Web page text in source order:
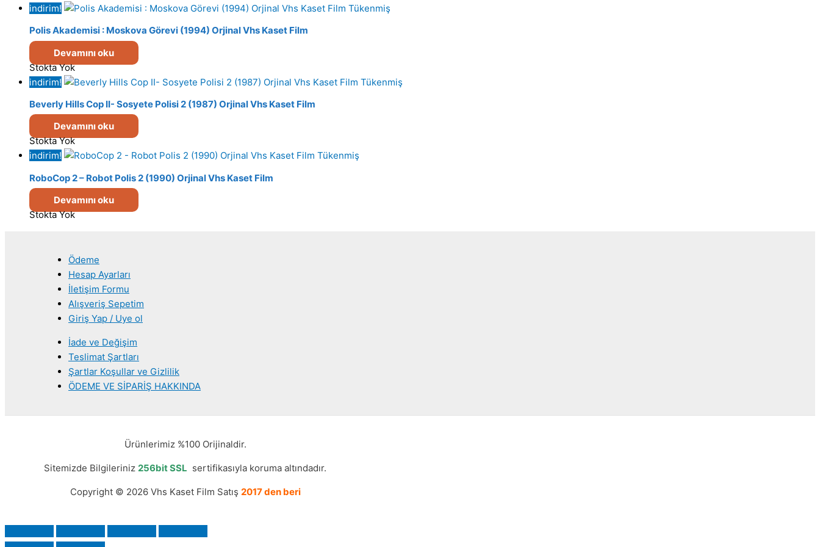
indirim!
Tükenmiş
Polis Akademisi : Moskova Görevi (1994) Orjinal Vhs Kaset Film
Devamını oku
Stokta Yok
indirim!
Tükenmiş
Beverly Hills Cop II- Sosyete Polisi 2 (1987) Orjinal Vhs Kaset Film
Devamını oku
Stokta Yok
indirim!
Tükenmiş
RoboCop 2 – Robot Polis 2 (1990) Orjinal Vhs Kaset Film
Devamını oku
Stokta Yok
Ödeme
Hesap Ayarları
İletişim Formu
Alışveriş Sepetim
Giriş Yap / Uye ol
İade ve Değişim
Teslimat Şartları
Şartlar Koşullar ve Gizlilik
ÖDEME VE SİPARİŞ HAKKINDA
Ürünlerimiz %100 Orijinaldir.
Sitemizde Bilgileriniz 256bit SSL sertifikasıyla koruma altındadır.
Copyright © 2026 Vhs Kaset Film Satış 2017 den beri